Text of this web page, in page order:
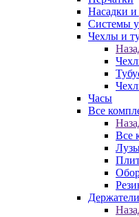
Насадки и
Системы
Чехлы и
Часы
Все
Все